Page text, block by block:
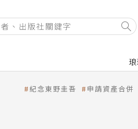
紀念東野圭吾 申請資產合併